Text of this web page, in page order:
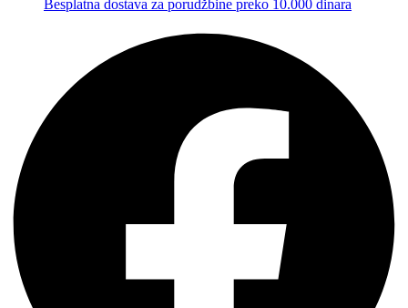
Besplatna dostava za porudžbine preko 10.000 dinara